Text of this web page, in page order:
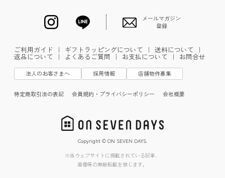
メールマガジン
登録
ご利用ガイド ｜ ギフトラッピングについて ｜ 送料について ｜
返品について ｜ よくあるご質問 ｜ お支払について ｜ お問合せ
法人のお客さまへ 採用情報 店舗物件募集
特定商取引法の表記 会員規約・プライバシーポリシー 会社概要
Copyright © ON SEVEN DAYS.
※当ウェブサイトに掲載されている記事、
画像等の無断転載を禁じます。